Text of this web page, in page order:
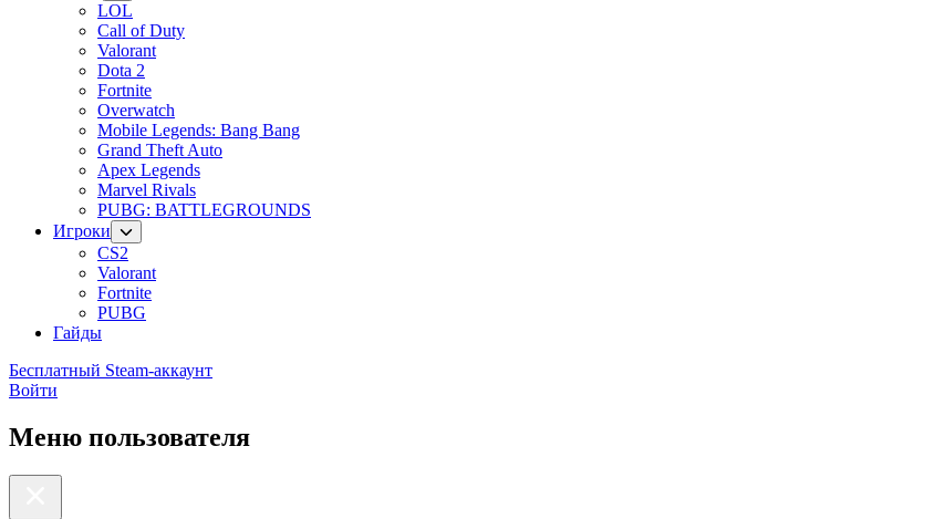
LOL
Call of Duty
Valorant
Dota 2
Fortnite
Overwatch
Mobile Legends: Bang Bang
Grand Theft Auto
Apex Legends
Marvel Rivals
PUBG: BATTLEGROUNDS
Игроки
CS2
Valorant
Fortnite
PUBG
Гайды
Бесплатный Steam-аккаунт
Войти
Меню пользователя